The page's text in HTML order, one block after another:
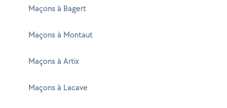
Maçons à Bagert
Maçons à Montaut
Maçons à Artix
Maçons à Lacave